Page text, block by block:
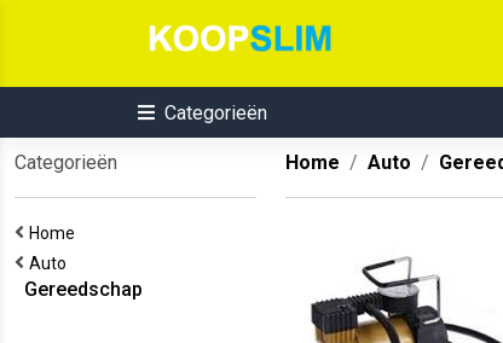
Categorieën
Categorieën
Home
Auto
Gereedschap
Home Auto